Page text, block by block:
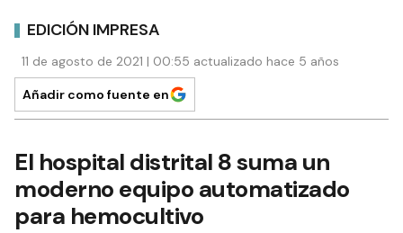
EDICIÓN IMPRESA
11 de agosto de 2021 | 00:55 actualizado hace 5 años
Añadir como fuente en
El hospital distrital 8 suma un
moderno equipo automatizado
para hemocultivo